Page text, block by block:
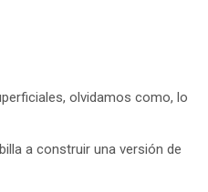
olvidamos como, lo
a construir una versión de